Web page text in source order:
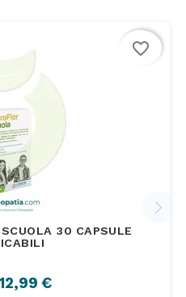
30 CAPSULE
€
favorite_border